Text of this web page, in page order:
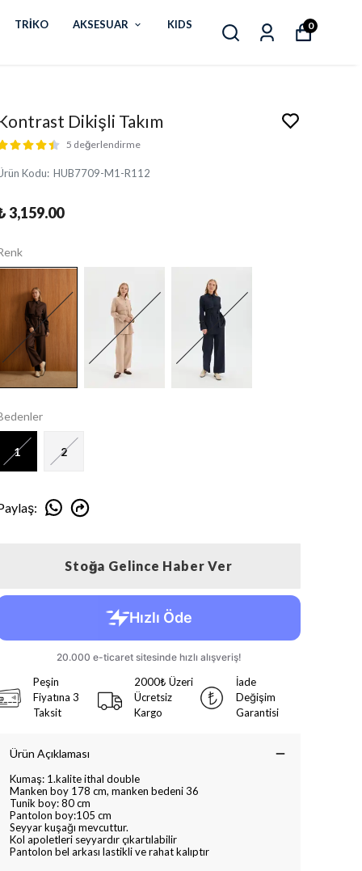
TRİKO AKSESUAR KIDS 0
Dikişli Takım
5 değerlendirme
Kodu: HUB7709-M1-R112
3,159.00
1 2
:
Stoğa Gelince Haber Ver
Peşin
Fiyatına 3
Taksit
2000₺ Üzeri
Ücretsiz
Kargo
İade
Değişim
Garantisi
Ürün Açıklaması
Kumaş: 1.kalite ithal double
Manken boy 178 cm, manken bedeni 36
Tunik boy: 80 cm
Pantolon boy:105 cm
Seyyar kuşağı mevcuttur.
Kol apoletleri seyyardır çıkartılabilir
Pantolon bel arkası lastikli ve rahat kalıptır